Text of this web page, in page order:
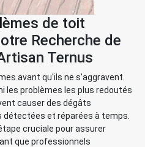
de toit
Recherche de
Ternus
avant qu'ils ne s'aggravent.
les problèmes les plus redoutés
causer des dégâts
et réparées à temps.
cruciale pour assurer
que professionnels